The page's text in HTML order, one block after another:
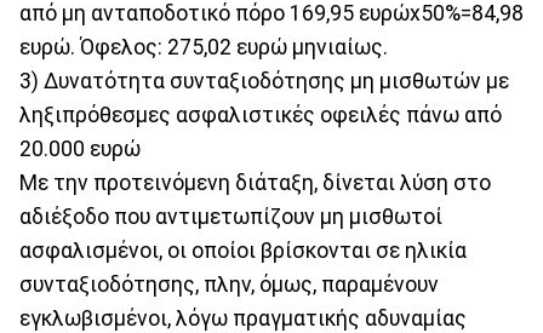
από μη ανταποδοτικό πόρο 169,95 ευρώx50%=84,98
ευρώ. Όφελος: 275,02 ευρώ μηνιαίως.
3) Δυνατότητα συνταξιοδότησης μη μισθωτών με
ληξιπρόθεσμες ασφαλιστικές οφειλές πάνω από
20.000 ευρώ
Με την προτεινόμενη διάταξη, δίνεται λύση στο
αδιέξοδο που αντιμετωπίζουν μη μισθωτοί
ασφαλισμένοι, οι οποίοι βρίσκονται σε ηλικία
συνταξιοδότησης, πλην, όμως, παραμένουν
εγκλωβισμένοι, λόγω πραγματικής αδυναμίας